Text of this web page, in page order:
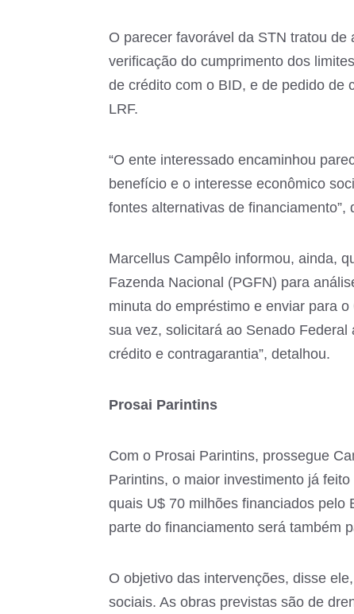
O parecer favorável da STN tratou
verificação do cumprimento dos
de crédito com o BID, e de pedido de
LRF.
“O ente interessado encaminhou
benefício e o interesse econômico
fontes alternativas de financiamento”,
Marcellus Campêlo informou, ainda,
Fazenda Nacional (PGFN) para
minuta do empréstimo e enviar para
sua vez, solicitará ao Senado
crédito e contragarantia”, detalhou.
Prosai Parintins
Com o Prosai Parintins, prossegue
Parintins, o maior investimento já
quais U$ 70 milhões financiados pelo
parte do financiamento será também
O objetivo das intervenções, disse
sociais. As obras previstas são de